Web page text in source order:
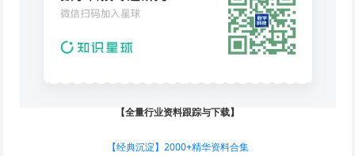
【全量行业资料跟踪与下载】
【经典沉淀】2000+精华资料合集